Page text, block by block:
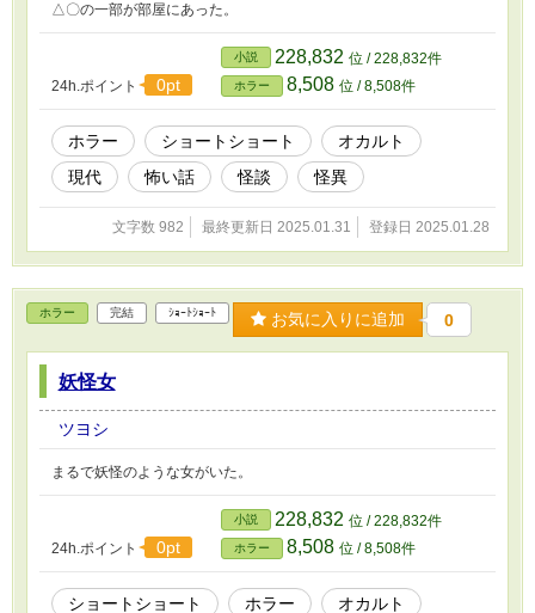
△〇の一部が部屋にあった。
24h.ポイント 0pt
小説 228,832 位 / 228,832件
ホラー 8,508 位 / 8,508件
ホラー ショートショート
オカルト
現代
怖い話 怪談 怪異
文字数 982 最終更新日 2025.01.31 登録日 2025.01.28
ホラー 完結 ｼｮｰﾄｼｮｰﾄ お気に入りに追加 0
妖怪女
ツヨシ
まるで妖怪のような女がいた。
24h.ポイント 0pt
小説 228,832 位 / 228,832件
ホラー 8,508 位 / 8,508件
ショートショート ホラー オカルト